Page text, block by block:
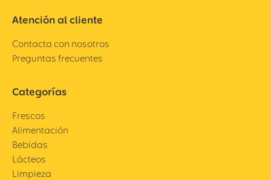
Atención al cliente
Contacta con nosotros
Preguntas frecuentes
Categorías
Frescos
Alimentación
Bebidas
Lácteos
Limpieza